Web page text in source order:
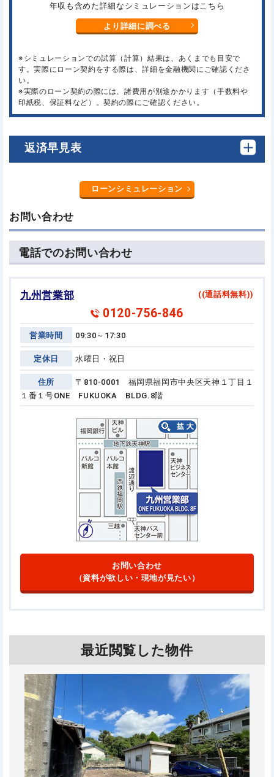
年収も含めた詳細なシミュレーションはこちら
より詳細に調べる
※シミュレーションでの試算（計算）結果は、あくまでも目安で
す。実際にローン契約をする際は、詳細を金融機関にご確認くださ
い。
※実際のローン契約の際には、諸費用が別途かかります（手数料や
印紙税、保証料など）。契約の際にご確認ください。
返済早見表
ローンシミュレーション
お問い合わせ
電話でのお問い合わせ
九州営業部 ((通話料無料))
0120-756-846
営業時間 09:30～17:30
定休日 水曜日・祝日
住所
〒810-0001 福岡県福岡市中央区天神１丁目１
１番１号ONE FUKUOKA BLDG.8階
お問い合わせ
（資料が欲しい・現地が見たい）
最近閲覧した物件